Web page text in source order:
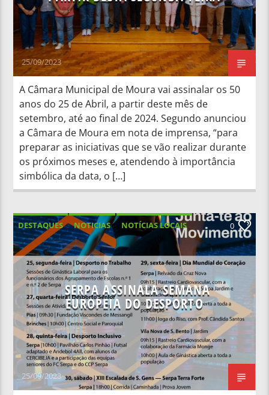
25/09/2023
A Câmara Municipal de Moura vai assinalar os 50
anos do 25 de Abril, a partir deste mês de
setembro, até ao final de 2024. Segundo anunciou
a Câmara de Moura em nota de imprensa, “para
preparar as iniciativas que se vão realizar durante
os próximos meses e, atendendo à importância
simbólica da data, o […]
DESTAQUES NOTICIAS
NOTÍCIAS LOCAIS
NOTÍCIAS NACIONAIS
0
SERPA ASSINALA SEMANA
EUROPEIA DO DESPORTO
25/09/2023